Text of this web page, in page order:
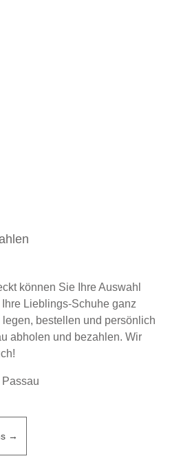
können Sie Ihre Auswahl
Lieblings-Schuhe ganz
bestellen und persönlich
abholen und bezahlen. Wir
Passau
→